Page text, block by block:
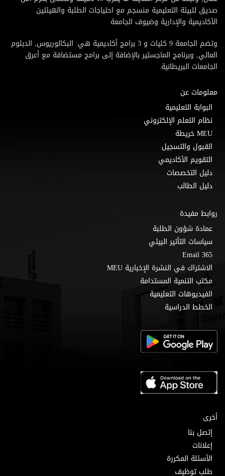
صديق للبيئة التعليمية منسجم مع احتياجات الطلبة والهيئتين
الأكاديمية والإدارية وضيوف الجامعة
وتضم الجامعة 9 كليات و 3 برامج أكاديمية هي: البكالوريوس, الدبلوم
العالي, وبرنامج الماجستير بالإضافة إلى برامج مستضافة مع أعرق
الجامعات البريطانية.
معلومات عن
البوابة التعليمية
نظام التعلم الإلكتروني
MEU خريطة
القبول والتسجيل
التقويم الأكاديمي
دليل التخصصات
دليل الطالب
روابط مفيدة
عمادة شؤون الطلبة
سياسات التأثير البيئي
Email 365
الاشتراك في النشرة الإخبارية MEU
مكتب التنمية المستدامة
الفيديوهات التعليمية
الخطط الدراسية
أخرى
إتصل بنا
إعلانات
الأسئلة المكررة
طلب توظيف